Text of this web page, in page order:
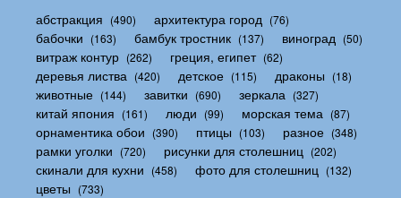
абстракция (490) архитектура город (76)
бабочки (163) бамбук тростник (137) виноград (50)
витраж контур (262) греция, египет (62)
деревья листва (420) детское (115) драконы (18)
животные (144) завитки (690) зеркала (327)
китай япония (161) люди (99) морская тема (87)
орнаментика обои (390) птицы (103) разное (348)
рамки уголки (720) рисунки для столешниц (202)
скинали для кухни (458) фото для столешниц (132)
цветы (733)